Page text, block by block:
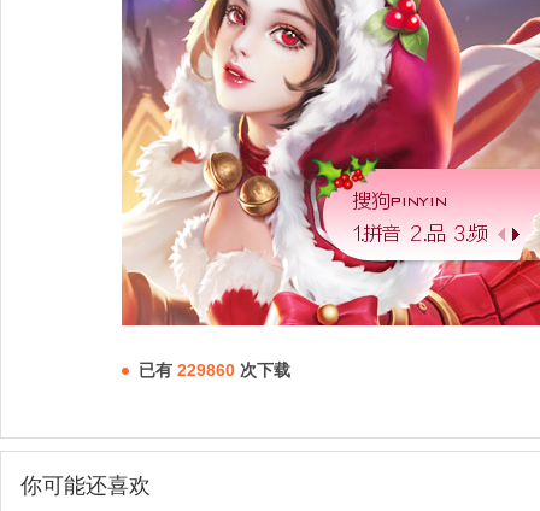
已有 229860 次下载
你可能还喜欢